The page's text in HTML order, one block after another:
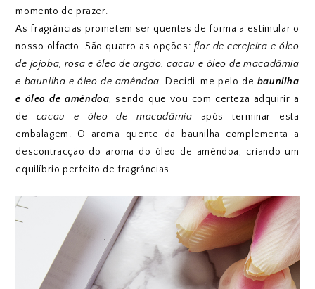
momento de prazer.
As fragrâncias prometem ser quentes de forma a estimular o
nosso olfacto. São quatro as opções: flor de cerejeira e óleo
de jojoba, rosa e óleo de argão. cacau e óleo de macadâmia
e baunilha e óleo de amêndoa. Decidi-me pelo de baunilha
e óleo de amêndoa, sendo que vou com certeza adquirir a
de cacau e óleo de macadâmia após terminar esta
embalagem. O aroma quente da baunilha complementa a
descontracção do aroma do óleo de amêndoa, criando um
equilíbrio perfeito de fragrâncias.